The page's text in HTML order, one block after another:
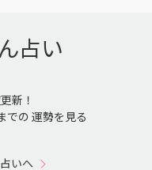
占い
新！
での 運勢を見る
いへ